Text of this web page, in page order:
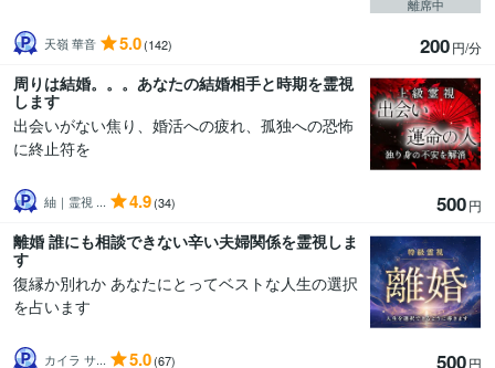
天嶺 華音 5.0(142) 200円/分
離席中
周りは結婚。。。あなたの結婚相手と時期を霊視
します
出会いがない焦り、婚活への疲れ、孤独への恐怖
に終止符を
紬｜霊視 ... 4.9(34) 500円
離婚 誰にも相談できない辛い夫婦関係を霊視しま
す
復縁か別れか あなたにとってベストな人生の選択
を占います
カイラ サ... 5.0(67) 500円